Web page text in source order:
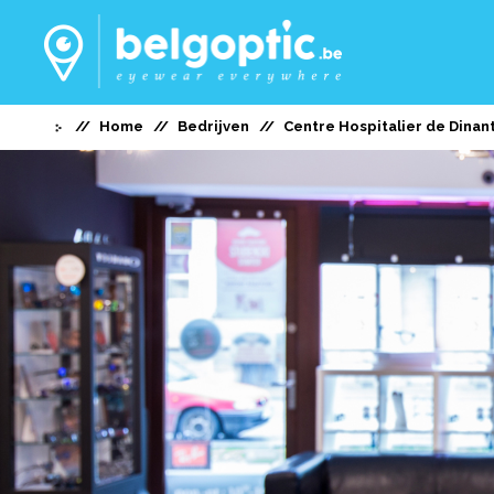
Home Bedrijven Centre Hospitalier de